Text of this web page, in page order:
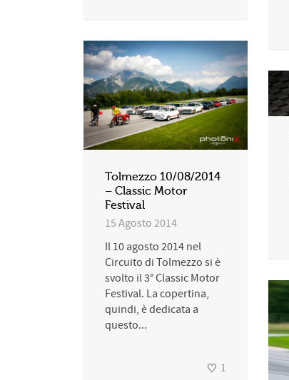
Tolmezzo 10/08/2014
– Classic Motor
Festival
15 Agosto 2014
Il 10 agosto 2014 nel
Circuito di Tolmezzo si è
svolto il 3° Classic Motor
Festival. La copertina,
quindi, è dedicata a
questo...
1